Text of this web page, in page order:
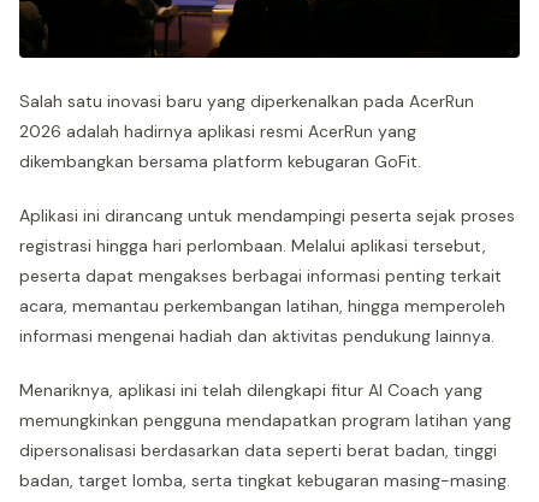
Salah satu inovasi baru yang diperkenalkan pada AcerRun
2026 adalah hadirnya aplikasi resmi AcerRun yang
dikembangkan bersama platform kebugaran GoFit.
Aplikasi ini dirancang untuk mendampingi peserta sejak proses
registrasi hingga hari perlombaan. Melalui aplikasi tersebut,
peserta dapat mengakses berbagai informasi penting terkait
acara, memantau perkembangan latihan, hingga memperoleh
informasi mengenai hadiah dan aktivitas pendukung lainnya.
Menariknya, aplikasi ini telah dilengkapi fitur AI Coach yang
memungkinkan pengguna mendapatkan program latihan yang
dipersonalisasi berdasarkan data seperti berat badan, tinggi
badan, target lomba, serta tingkat kebugaran masing-masing.